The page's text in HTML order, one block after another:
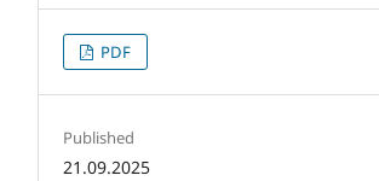
PDF
Published
21.09.2025